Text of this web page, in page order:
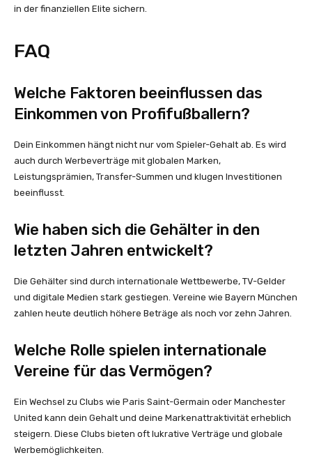
in der finanziellen Elite sichern.
FAQ
Welche Faktoren beeinflussen das
Einkommen von Profifußballern?
Dein Einkommen hängt nicht nur vom Spieler-Gehalt ab. Es wird
auch durch Werbeverträge mit globalen Marken,
Leistungsprämien, Transfer-Summen und klugen Investitionen
beeinflusst.
Wie haben sich die Gehälter in den
letzten Jahren entwickelt?
Die Gehälter sind durch internationale Wettbewerbe, TV-Gelder
und digitale Medien stark gestiegen. Vereine wie Bayern München
zahlen heute deutlich höhere Beträge als noch vor zehn Jahren.
Welche Rolle spielen internationale
Vereine für das Vermögen?
Ein Wechsel zu Clubs wie Paris Saint-Germain oder Manchester
United kann dein Gehalt und deine Markenattraktivität erheblich
steigern. Diese Clubs bieten oft lukrative Verträge und globale
Werbemöglichkeiten.